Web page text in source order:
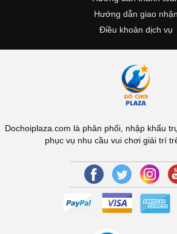
Hướng dẫn giao nhận
Điều khoản dịch vụ
Dochoiplaza.com là phân phối, nhập khẩu
phục vụ nhu cầu vui chơi giải trí